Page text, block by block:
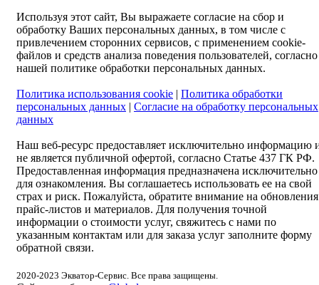
Используя этот сайт, Вы выражаете согласие на сбор и
обработку Ваших персональных данных, в том числе с
привлечением сторонних сервисов, с применением cookie-
файлов и средств анализа поведения пользователей, согласно
нашей политике обработки персональных данных.
Политика использования cookie | Политика обработки
персональных данных | Согласие на обработку персональных
данных
Наш веб-ресурс предоставляет исключительно информацию
не является публичной офертой, согласно Статье 437 ГК РФ.
Предоставленная информация предназначена исключительно
для ознакомления. Вы соглашаетесь использовать ее на свой
страх и риск. Пожалуйста, обратите внимание на обновления
прайс-листов и материалов. Для получения точной
информации о стоимости услуг, свяжитесь с нами по
указанным контактам или для заказа услуг заполните форму
обратной связи.
2020-2023 Экватор-Сервис. Все права защищены.